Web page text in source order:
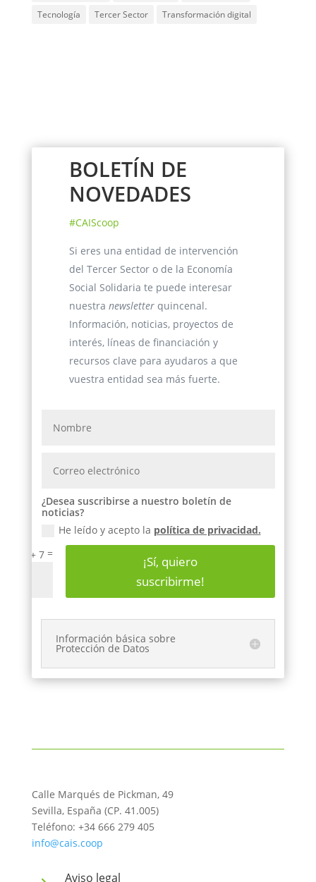
Tecnología
Tercer Sector Transformación digital
BOLETÍN DE
NOVEDADES
#CAIScoop
Si eres una entidad de intervención
del Tercer Sector o de la Economía
Social Solidaria te puede interesar
nuestranewsletter quincenal.
Información, noticias, proyectos de
interés, líneas de financiación y
recursos clave para ayudaros a que
vuestra entidad sea más fuerte.
¿Desea suscribirse a nuestro boletín de
noticias?
He leído y acepto la política de privacidad.
11 + 7=
¡Sí, quiero
suscribirme!
Información básica sobre
Protección de Datos
Calle Marqués de Pickman, 49
Sevilla, España (CP. 41.005)
Teléfono: +34 666 279 405
info@cais.coop
Aviso legal